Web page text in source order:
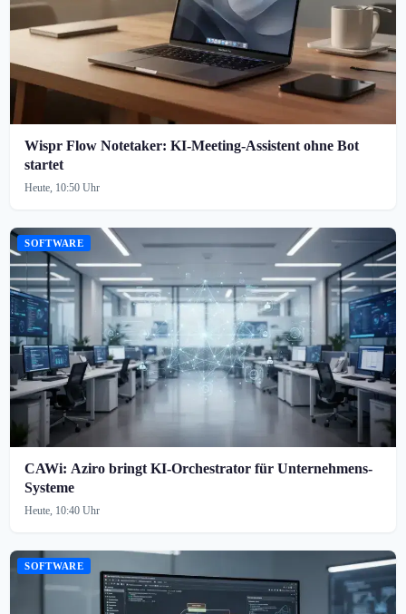
Wispr Flow Notetaker: KI-Meeting-Assistent ohne Bot
startet
Heute, 10:50 Uhr
SOFTWARE
CAWi: Aziro bringt KI-Orchestrator für Unternehmens-
Systeme
Heute, 10:40 Uhr
SOFTWARE